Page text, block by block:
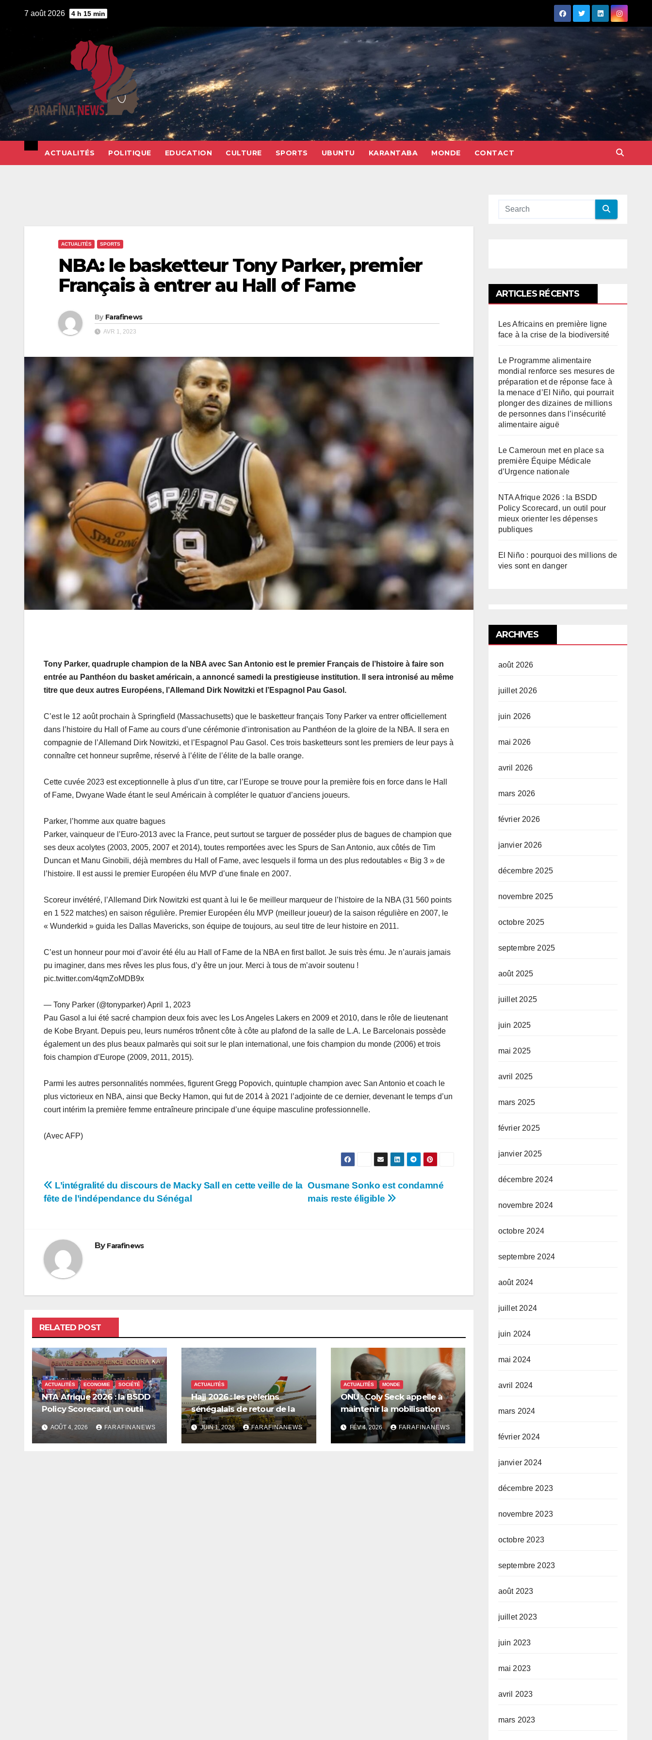
7 août 2026 4 h 15 min
ACTUALITÉS POLITIQUE EDUCATION CULTURE SPORTS UBUNTU KARANTABA MONDE CONTACT
ACTUALITÉS SPORTS
NBA: le basketteur Tony Parker, premier
Français à entrer au Hall of Fame
By Farafinews
AVR 1, 2023
Tony Parker, quadruple champion de la NBA avec San Antonio est le premier Français de l’histoire à faire son
entrée au Panthéon du basket américain, a annoncé samedi la prestigieuse institution. Il sera intronisé au même
titre que deux autres Européens, l’Allemand Dirk Nowitzki et l’Espagnol Pau Gasol.
C’est le 12 août prochain à Springfield (Massachusetts) que le basketteur français Tony Parker va entrer officiellement
dans l’histoire du Hall of Fame au cours d’une cérémonie d’intronisation au Panthéon de la gloire de la NBA. Il sera en
compagnie de l’Allemand Dirk Nowitzki, et l’Espagnol Pau Gasol. Ces trois basketteurs sont les premiers de leur pays à
connaître cet honneur suprême, réservé à l’élite de l’élite de la balle orange.
Cette cuvée 2023 est exceptionnelle à plus d’un titre, car l’Europe se trouve pour la première fois en force dans le Hall
of Fame, Dwyane Wade étant le seul Américain à compléter le quatuor d’anciens joueurs.
Parker, l’homme aux quatre bagues
Parker, vainqueur de l’Euro-2013 avec la France, peut surtout se targuer de posséder plus de bagues de champion que
ses deux acolytes (2003, 2005, 2007 et 2014), toutes remportées avec les Spurs de San Antonio, aux côtés de Tim
Duncan et Manu Ginobili, déjà membres du Hall of Fame, avec lesquels il forma un des plus redoutables « Big 3 » de
l’histoire. Il est aussi le premier Européen élu MVP d’une finale en 2007.
Scoreur invétéré, l’Allemand Dirk Nowitzki est quant à lui le 6e meilleur marqueur de l’histoire de la NBA (31 560 points
en 1 522 matches) en saison régulière. Premier Européen élu MVP (meilleur joueur) de la saison régulière en 2007, le
« Wunderkid » guida les Dallas Mavericks, son équipe de toujours, au seul titre de leur histoire en 2011.
C’est un honneur pour moi d’avoir été élu au Hall of Fame de la NBA en first ballot. Je suis très ému. Je n’aurais jamais
pu imaginer, dans mes rêves les plus fous, d’y être un jour. Merci à tous de m’avoir soutenu !
pic.twitter.com/4qmZoMDB9x
— Tony Parker (@tonyparker) April 1, 2023
Pau Gasol a lui été sacré champion deux fois avec les Los Angeles Lakers en 2009 et 2010, dans le rôle de lieutenant
de Kobe Bryant. Depuis peu, leurs numéros trônent côte à côte au plafond de la salle de L.A. Le Barcelonais possède
également un des plus beaux palmarès qui soit sur le plan international, une fois champion du monde (2006) et trois
fois champion d’Europe (2009, 2011, 2015).
Parmi les autres personnalités nommées, figurent Gregg Popovich, quintuple champion avec San Antonio et coach le
plus victorieux en NBA, ainsi que Becky Hamon, qui fut de 2014 à 2021 l’adjointe de ce dernier, devenant le temps d’un
court intérim la première femme entraîneure principale d’une équipe masculine professionnelle.
(Avec AFP)
Navigation
Ousmane Sonko est condamné
mais reste éligible
L’intégralité du discours de Macky Sall en cette veille de la
fête de l’indépendance du Sénégal
By Farafinews
RELATED POST
ACTUALITÉS ECONOMIE SOCIÉTÉ
NTA Afrique 2026 : la BSDD
Policy Scorecard, un outil
pour mieux orienter les
dépenses publiques
AOÛT 4, 2026 FARAFINANEWS
ACTUALITÉS
Hajj 2026 : les pèlerins
sénégalais de retour de la
Mecque saluent les
innovations d’Air Sénégal SA
JUIN 1, 2026 FARAFINANEWS
ACTUALITÉS MONDE
ONU : Coly Seck appelle à
maintenir la mobilisation
pour les droits du peuple
palestinien
FÉV 4, 2026 FARAFINANEWS
ARTICLES RÉCENTS
Les Africains en première ligne
face à la crise de la biodiversité
Le Programme alimentaire
mondial renforce ses mesures de
préparation et de réponse face à
la menace d’El Niño, qui pourrait
plonger des dizaines de millions
de personnes dans l’insécurité
alimentaire aiguë
Le Cameroun met en place sa
première Équipe Médicale
d’Urgence nationale
NTA Afrique 2026 : la BSDD
Policy Scorecard, un outil pour
mieux orienter les dépenses
publiques
El Niño : pourquoi des millions de
vies sont en danger
ARCHIVES
août 2026
juillet 2026
juin 2026
mai 2026
avril 2026
mars 2026
février 2026
janvier 2026
décembre 2025
novembre 2025
octobre 2025
septembre 2025
août 2025
juillet 2025
juin 2025
mai 2025
avril 2025
mars 2025
février 2025
janvier 2025
décembre 2024
novembre 2024
octobre 2024
septembre 2024
août 2024
juillet 2024
juin 2024
mai 2024
avril 2024
mars 2024
février 2024
janvier 2024
décembre 2023
novembre 2023
octobre 2023
septembre 2023
août 2023
juillet 2023
juin 2023
mai 2023
avril 2023
mars 2023